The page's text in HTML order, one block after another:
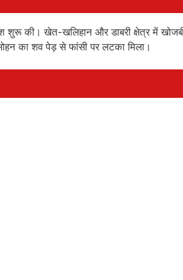
शुरू की। खेत-खलिहान और डाबरी क्षेत्र में
का शव पेड़ से फांसी पर लटका मिला।